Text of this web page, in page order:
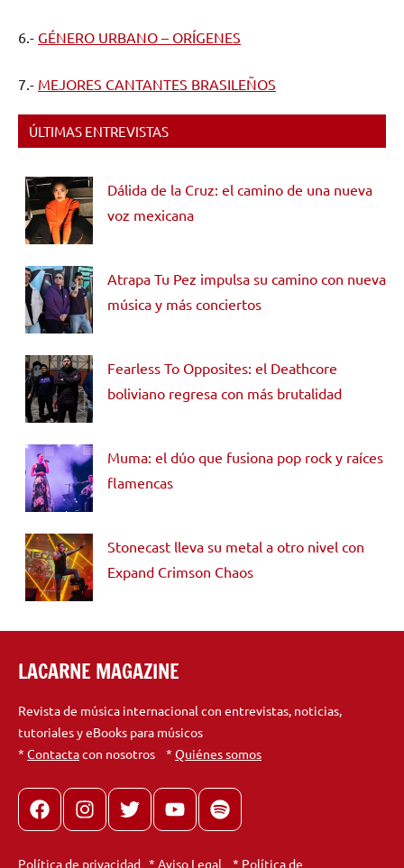
6.- GÉNERO URBANO – ORÍGENES
7.- MEJORES CANTANTES BRASILEÑOS
ÚLTIMAS ENTREVISTAS
Dálida de la Cruz: el camino de una nueva
voz mexicana
Atrapa Tu Pez impulsa su camino con nueva
música y más conciertos
Fearless To Opposites: el Deathcore
boliviano regresa con más brutalidad
Muma: el dúo que fusiona pop rock y raíces
flamencas
Stonecast lleva su metal a otro nivel con
Expand Crimson Chaos
LACARNE MAGAZINE
Revista de música internacional con entrevistas, noticias,
tutoriales y eBooks para músicos
* Contactacon nosotros * Quiénes somos
FacebookInstagram
X youtubespotify
Política de privacidad * Aviso Legal * Política de